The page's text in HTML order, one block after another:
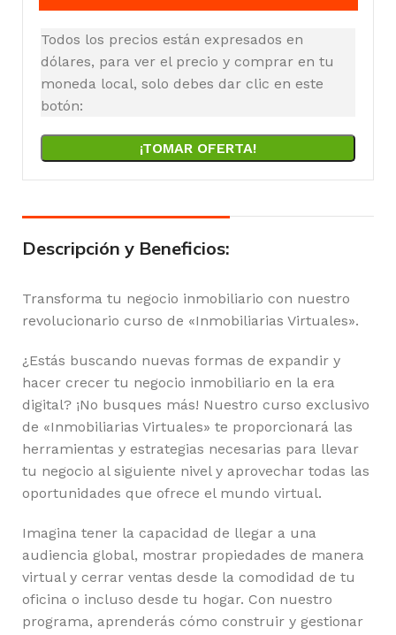
Todos los precios están expresados en
dólares, para ver el precio y comprar en tu
moneda local, solo debes dar clic en este
botón:
¡TOMAR OFERTA!
Descripción y Beneficios:
Transforma tu negocio inmobiliario con nuestro
revolucionario curso de «Inmobiliarias Virtuales».
¿Estás buscando nuevas formas de expandir y
hacer crecer tu negocio inmobiliario en la era
digital? ¡No busques más! Nuestro curso exclusivo
de «Inmobiliarias Virtuales» te proporcionará las
herramientas y estrategias necesarias para llevar
tu negocio al siguiente nivel y aprovechar todas las
oportunidades que ofrece el mundo virtual.
Imagina tener la capacidad de llegar a una
audiencia global, mostrar propiedades de manera
virtual y cerrar ventas desde la comodidad de tu
oficina o incluso desde tu hogar. Con nuestro
programa, aprenderás cómo construir y gestionar